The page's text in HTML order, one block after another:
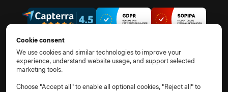
© 2026 Alle Rechte vorbehalten.
UnterauftragsverarbeiterCookie-Richtlinie
Cookie consent
We use cookies and similar technologies to improve your
experience, understand website usage, and support selected
marketing tools.
Choose "Accept all" to enable all optional cookies, "Reject all" to